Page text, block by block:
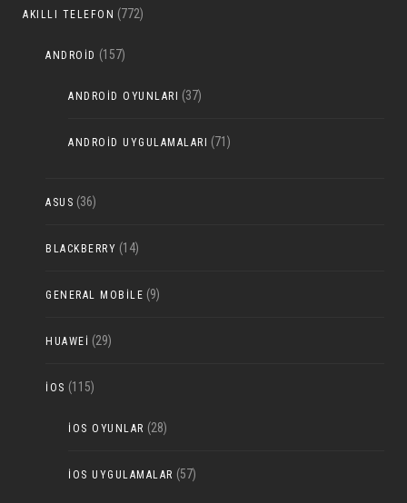
AKILLI TELEFON (772)
ANDROID (157)
ANDROID OYUNLARI (37)
ANDROID UYGULAMALARI (71)
ASUS (36)
BLACKBERRY (14)
GENERAL MOBILE (9)
HUAWEI (29)
IOS (115)
IOS OYUNLAR (28)
IOS UYGULAMALAR (57)